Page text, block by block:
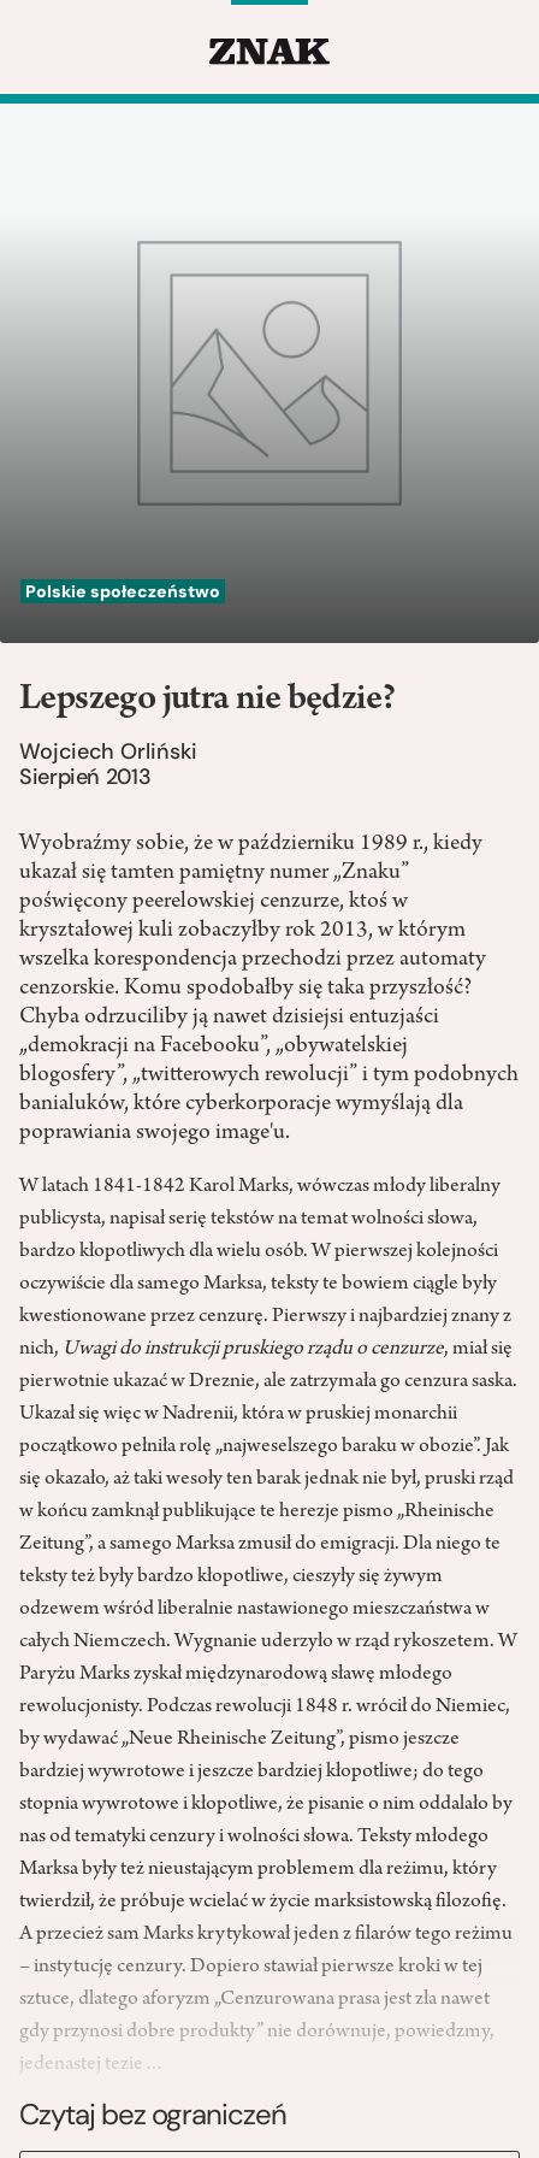
Polskie społeczeństwo
Lepszego jutra nie będzie?
Wojciech Orliński
Sierpień 2013
Wyobraźmy sobie, że w październiku 1989 r., kiedy
ukazał się tamten pamiętny numer „Znaku”
poświęcony peerelowskiej cenzurze, ktoś w
kryształowej kuli zobaczyłby rok 2013, w którym
wszelka korespondencja przechodzi przez automaty
cenzorskie. Komu spodobałby się taka przyszłość?
Chyba odrzuciliby ją nawet dzisiejsi entuzjaści
„demokracji na Facebooku”, „obywatelskiej
blogosfery”, „twitterowych rewolucji” i tym podobnych
banialuków, które cyberkorporacje wymyślają dla
poprawiania swojego image'u.
W latach 1841-1842 Karol Marks, wówczas młody liberalny
publicysta, napisał serię tekstów na temat wolności słowa,
bardzo kłopotliwych dla wielu osób. W pierwszej kolejności
oczywiście dla samego Marksa, teksty te bowiem ciągle były
kwestionowane przez cenzurę. Pierwszy i najbardziej znany z
nich, Uwagi do instrukcji pruskiego rządu o cenzurze, miał się
pierwotnie ukazać w Dreznie, ale zatrzymała go cenzura saska.
Ukazał się więc w Nadrenii, która w pruskiej monarchii
początkowo pełniła rolę „najweselszego baraku w obozie”. Jak
się okazało, aż taki wesoły ten barak jednak nie był, pruski rząd
w końcu zamknął publikujące te herezje pismo „Rheinische
Zeitung”, a samego Marksa zmusił do emigracji. Dla niego te
teksty też były bardzo kłopotliwe, cieszyły się żywym
odzewem wśród liberalnie nastawionego mieszczaństwa w
całych Niemczech. Wygnanie uderzyło w rząd rykoszetem. W
Paryżu Marks zyskał międzynarodową sławę młodego
rewolucjonisty. Podczas rewolucji 1848 r. wrócił do Niemiec,
by wydawać „Neue Rheinische Zeitung”, pismo jeszcze
bardziej wywrotowe i jeszcze bardziej kłopotliwe; do tego
stopnia wywrotowe i kłopotliwe, że pisanie o nim oddalało by
nas od tematyki cenzury i wolności słowa. Teksty młodego
Marksa były też nieustającym problemem dla reżimu, który
twierdził, że próbuje wcielać w życie marksistowską filozofię.
A przecież sam Marks krytykował jeden z filarów tego reżimu
– instytucję cenzury. Dopiero stawiał pierwsze kroki w tej
sztuce, dlatego aforyzm „Cenzurowana prasa jest zła nawet
gdy przynosi dobre produkty” nie dorównuje, powiedzmy,
jedenastej tezie…
Czytaj bez ograniczeń